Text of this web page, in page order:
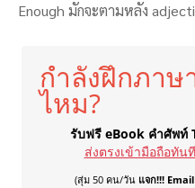
Enough มักจะตามหลัง
กำลังฝึกภาษ
ไหม?
รับฟรี eBook คำศัพท์
ส่งตรงเข้ามือถือทันที
(สุ่ม 50 คน/วัน แจก!!!